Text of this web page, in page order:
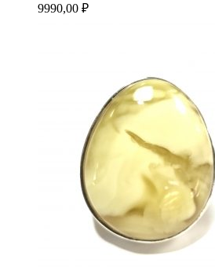
9990,00 ₽